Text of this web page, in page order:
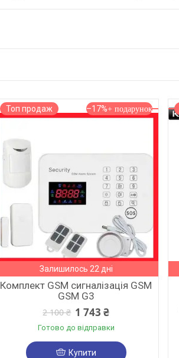
Топ продаж –17%
Залишилось 22 дні
Комплект GSM сигналізація GSM
GSM G3
2 100 ₴ 1 743 ₴
Готово до відправки
Купити